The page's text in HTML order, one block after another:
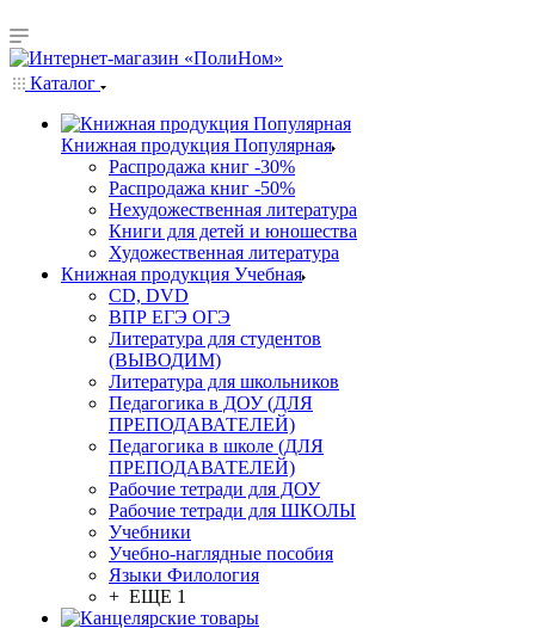
Каталог
Книжная продукция Популярная
Распродажа книг -30%
Распродажа книг -50%
Нехудожественная литература
Книги для детей и юношества
Художественная литература
Книжная продукция Учебная
CD, DVD
ВПР ЕГЭ ОГЭ
Литература для студентов
(ВЫВОДИМ)
Литература для школьников
Педагогика в ДОУ (ДЛЯ
ПРЕПОДАВАТЕЛЕЙ)
Педагогика в школе (ДЛЯ
ПРЕПОДАВАТЕЛЕЙ)
Рабочие тетради для ДОУ
Рабочие тетради для ШКОЛЫ
Учебники
Учебно-наглядные пособия
Языки Филология
+ ЕЩЕ 1